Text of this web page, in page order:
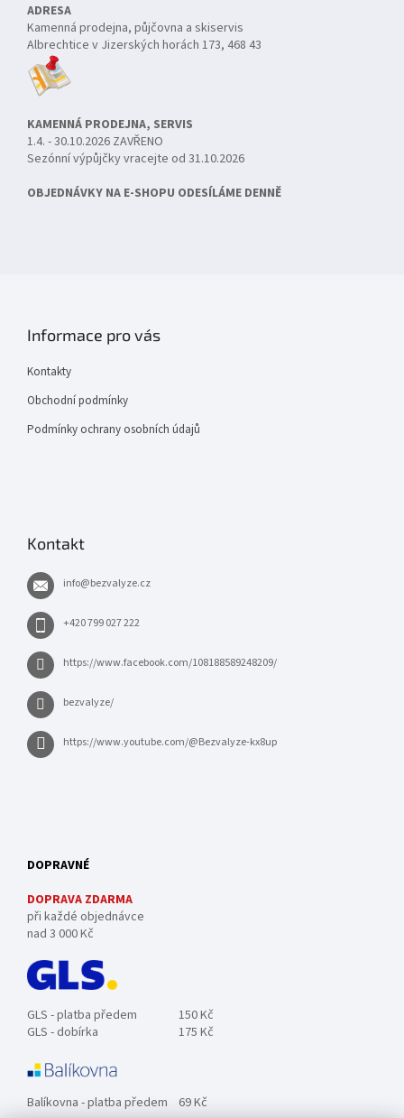
ADRESA
Kamenná prodejna, půjčovna a skiservis
Albrechtice v Jizerských horách 173, 468 43
KAMENNÁ PRODEJNA, SERVIS
1.4. - 30.10.2026 ZAVŘENO
Sezónní výpůjčky vracejte od 31.10.2026
OBJEDNÁVKY NA E-SHOPU ODESÍLÁME DENNĚ
Informace pro vás
Kontakty
Obchodní podmínky
Podmínky ochrany osobních údajů
Kontakt
info@bezvalyze.cz
+420 799 027 222
https://www.facebook.com/108188589248209/
bezvalyze/
https://www.youtube.com/@Bezvalyze-kx8up
DOPRAVNÉ
DOPRAVA ZDARMA
při každé objednávce
nad 3 000 Kč
GLS - platba předem
150 Kč
GLS - dobírka
175 Kč
Balíkovna - platba předem 69 Kč